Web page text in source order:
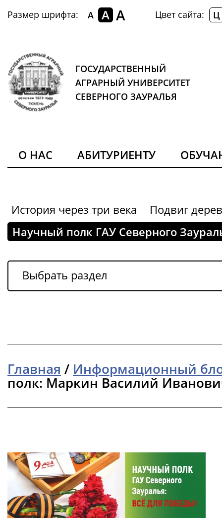
Размер шрифта: A A A Цвет сайта: Ц
ГОСУДАРСТВЕННЫЙ
АГРАРНЫЙ УНИВЕРСИТЕТ
СЕВЕРНОГО ЗАУРАЛЬЯ
О НАС АБИТУРИЕНТУ
История через три века
Подвиг
Научный полк ГАУ Северного
Выбрать раздел
Главная / Информационный
полк: Маркин Василий